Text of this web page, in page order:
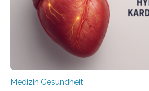
dienen könnte. Darmkrebs zählt
häufigsten Krebsarten und stellt…
Medizin Gesundheit